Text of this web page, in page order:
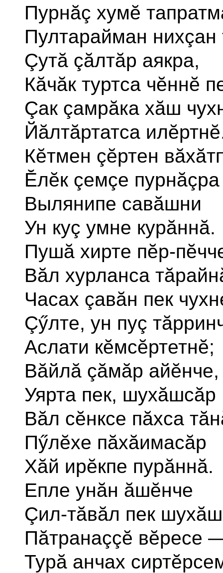
Пурнăç хумĕ
Пултарайман нихçан
Çутă çăлтăр аякра,
Кăчăк туртса чĕннĕ
Çак çамрăка хăш
Йăлтăртатса
Кĕтмен çĕртен
Ĕлĕк çемçе пурнăçра
Вылянипе савăшни
Ун куç умне курăннă.
Пушă хирте пĕр-
Вăл хурланса
Часах çавăн пек
Çӳлте, ун пуç
Аслати кĕмсĕртетнĕ;
Вăйлă çăмăр айĕнче,
Уярта пек, шухăшсăр
Вăл сĕнксе пăхса
Пӳлĕхе пăхăимасăр
Хăй ирĕкпе пурăннă.
Епле унăн ăшĕнче
Çил-тăвăл пек
Пăтранаççĕ вĕресе
Турă анчах